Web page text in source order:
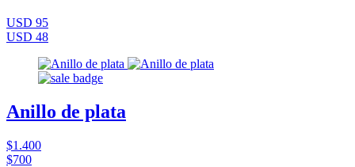
USD 95
USD 48
Anillo de plata
$1.400
$700